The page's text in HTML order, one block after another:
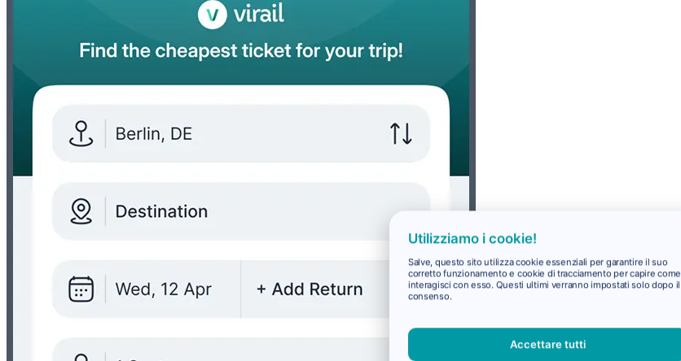
Utilizziamo i cookie!
Salve, questo sito utilizza cookie essenziali per garantire il suo
corretto funzionamento e cookie di tracciamento per capire come
interagisci con esso. Questi ultimi verranno impostati solo dopo il
consenso.
Accettare tutti